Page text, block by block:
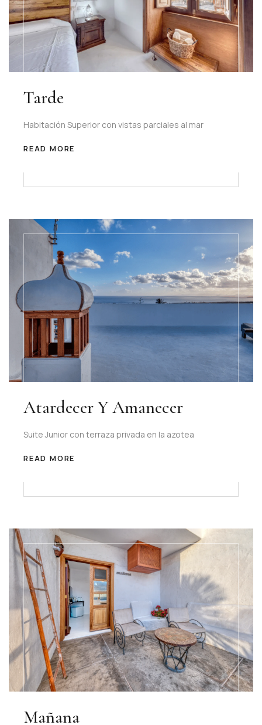
Tarde
Habitación Superior con vistas parciales al mar
READ MORE
Atardecer Y Amanecer
Suite Junior con terraza privada en la azotea
READ MORE
Mañana